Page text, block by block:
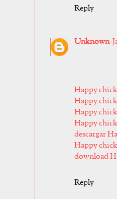
Reply
Unknown
Happy chick
Happy
Happy
Happy
descargar
Happy
download
Reply